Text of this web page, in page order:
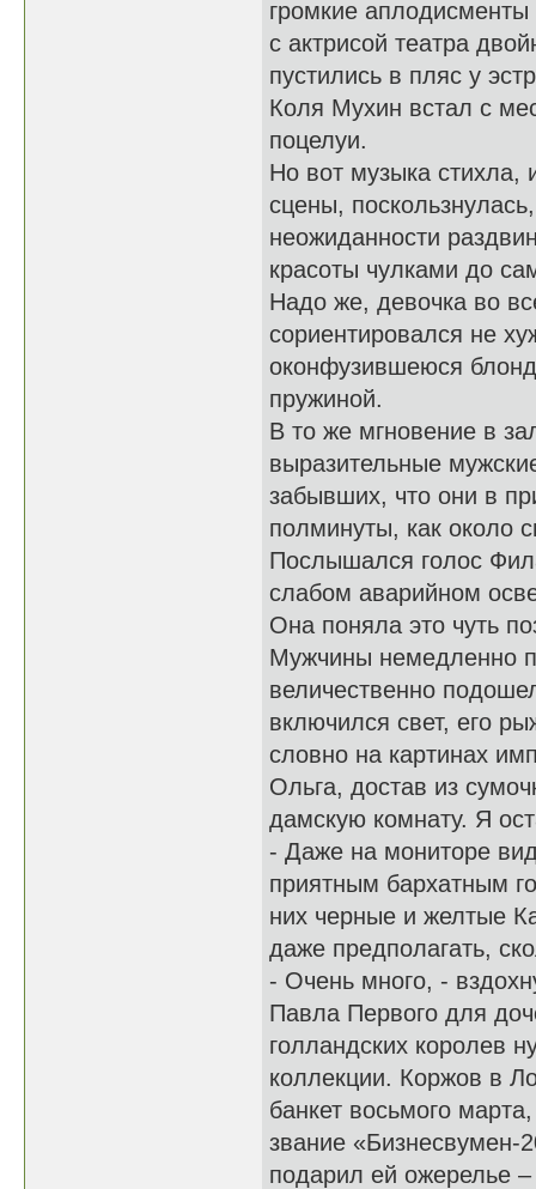
громкие
с актрисой театра
пустились в пляс у
Коля Мухин встал с
поцелуи.
Но вот музыка стихла,
сцены,
неожиданности
красоты чулками до
Надо же, девочка во
сориентировался не
оконфузившеюся
пружиной.
В то же мгновение в
выразительные
забывших, что они в
полминуты, как около
Послышался голос
слабом аварийном
Она поняла это чуть
Мужчины немедленно
величественно
включился свет, его
словно на картинах
Ольга, достав из
дамскую комнату. Я
- Даже на мониторе
приятным бархатным
них черные и желтые
даже предполагать,
- Очень много, -
Павла Первого для
голландских королев
коллекции. Коржов в
банкет восьмого
звание «Бизнесвумен-
подарил ей ожерелье